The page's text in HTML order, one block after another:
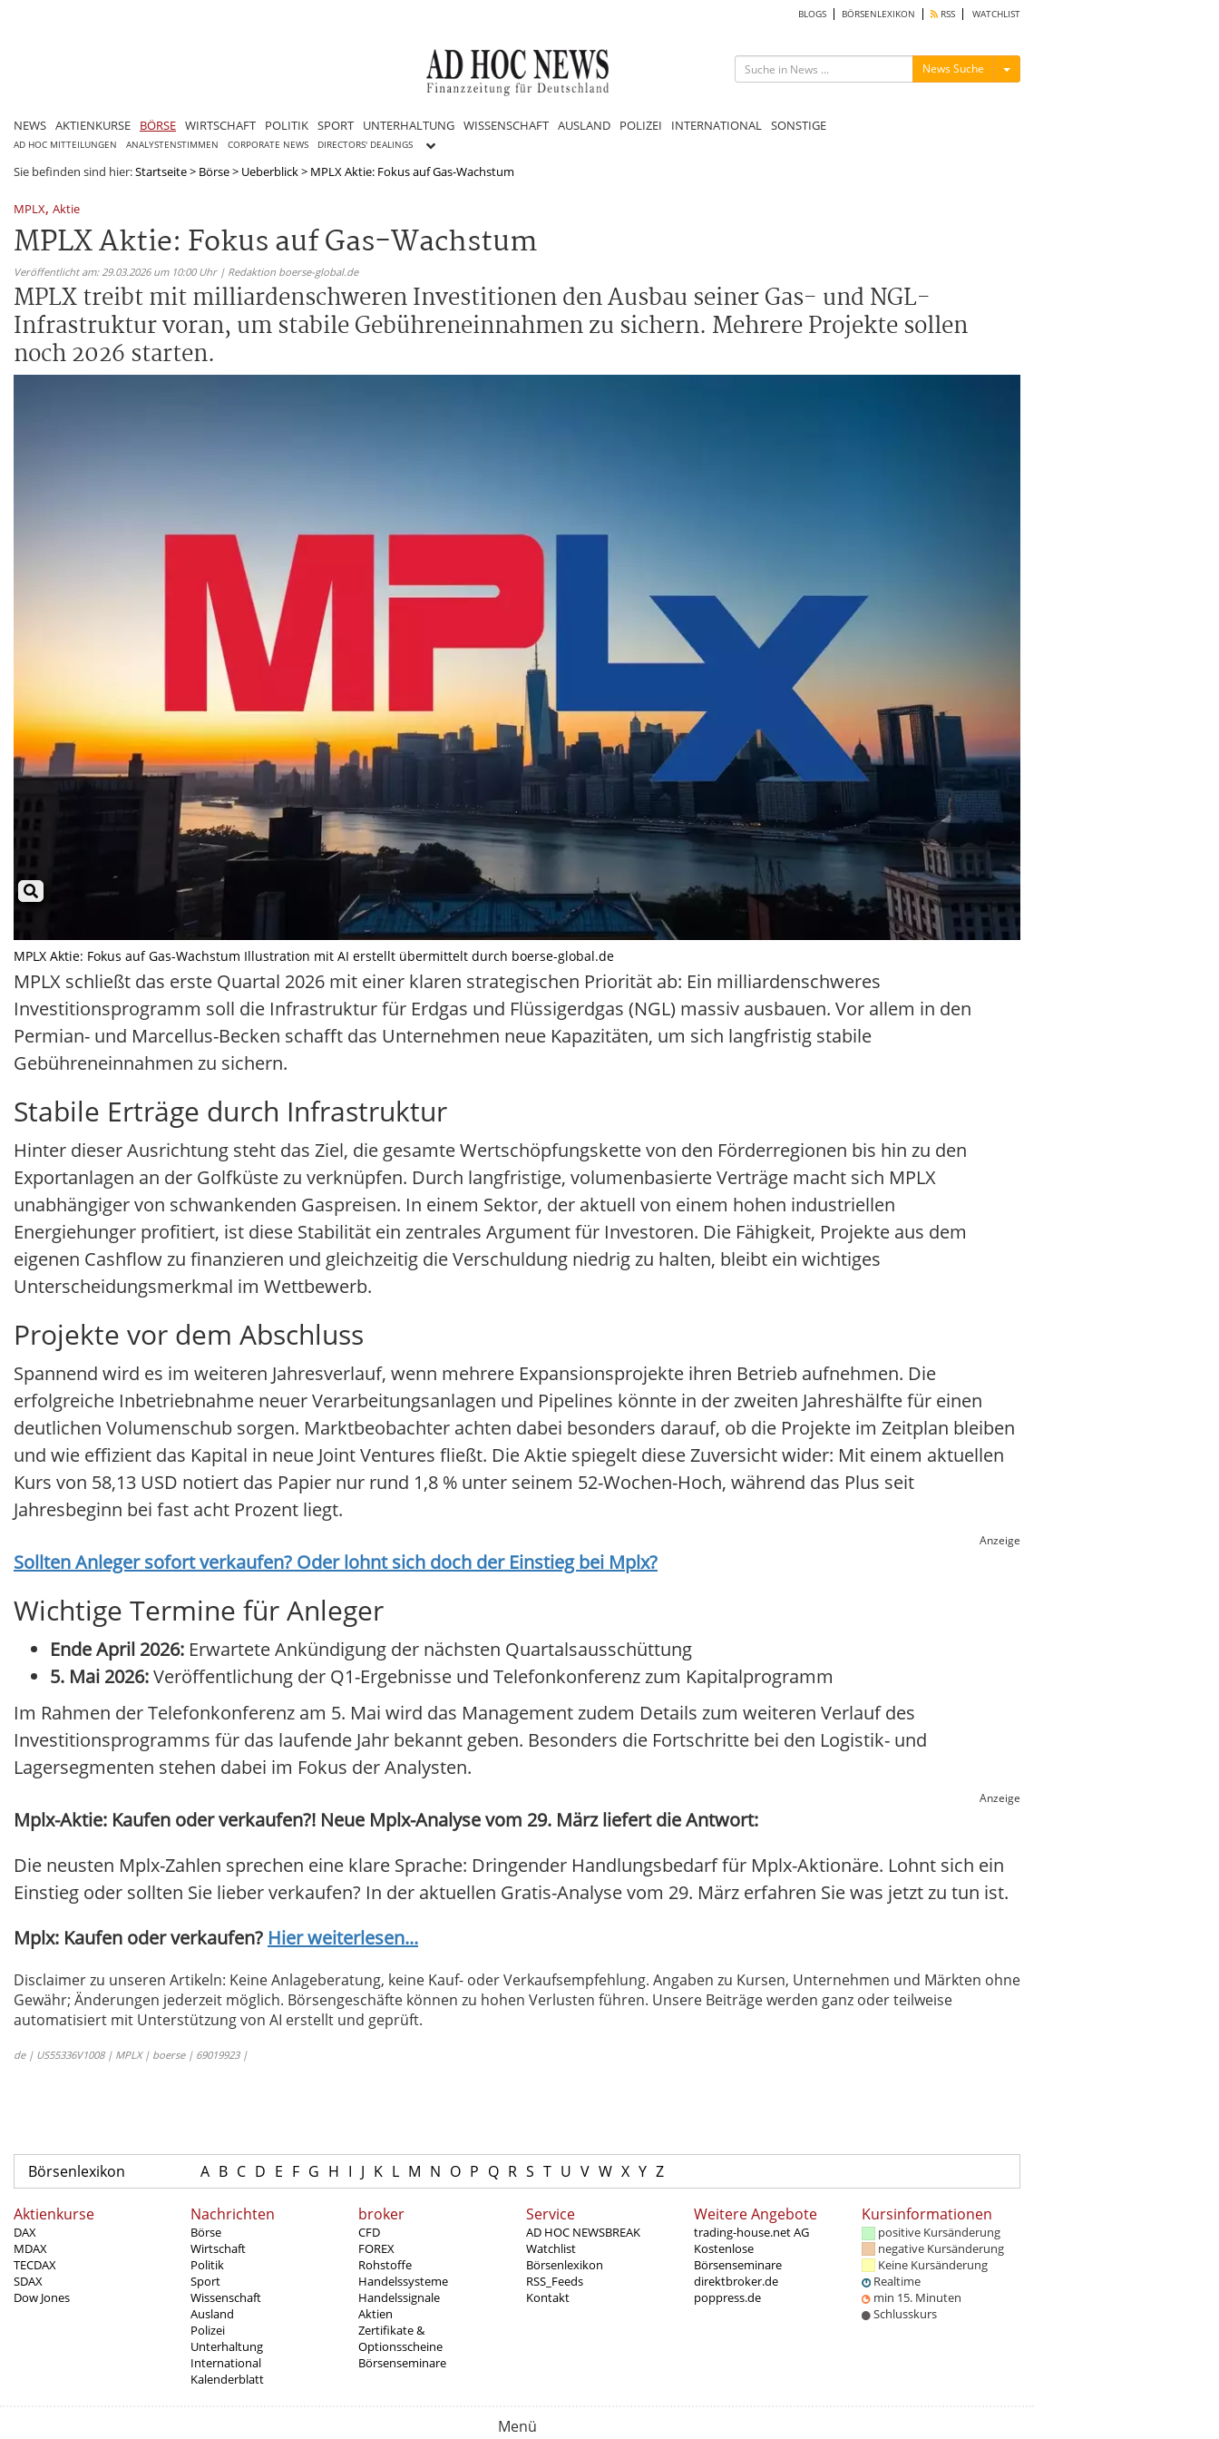
BLOGS BÖRSENLEXIKON RSS WATCHLIST
News Suche Menü ein-/ausblenden
NEWS AKTIENKURSE BÖRSE WIRTSCHAFT POLITIK SPORT UNTERHALTUNG WISSENSCHAFT AUSLAND POLIZEI INTERNATIONAL SONSTIGE
AD HOC MITTEILUNGEN ANALYSTENSTIMMEN CORPORATE NEWS DIRECTORS' DEALINGS
Sie befinden sind hier:Startseite> Börse> Ueberblick> MPLX Aktie: Fokus auf Gas-Wachstum
MPLX, Aktie
MPLX Aktie: Fokus auf Gas-Wachstum
Veröffentlicht am: 29.03.2026 um 10:00 Uhr | Redaktion boerse-global.de
MPLX treibt mit milliardenschweren Investitionen den Ausbau seiner Gas- und NGL-
Infrastruktur voran, um stabile Gebühreneinnahmen zu sichern. Mehrere Projekte sollen
noch 2026 starten.
MPLX Aktie: Fokus auf Gas-Wachstum Illustration mit AI erstellt übermittelt durch boerse-global.de
MPLX schließt das erste Quartal 2026 mit einer klaren strategischen Priorität ab: Ein milliardenschweres
Investitionsprogramm soll die Infrastruktur für Erdgas und Flüssigerdgas (NGL) massiv ausbauen. Vor allem in den
Permian- und Marcellus-Becken schafft das Unternehmen neue Kapazitäten, um sich langfristig stabile
Gebühreneinnahmen zu sichern.
Stabile Erträge durch Infrastruktur
Hinter dieser Ausrichtung steht das Ziel, die gesamte Wertschöpfungskette von den Förderregionen bis hin zu den
Exportanlagen an der Golfküste zu verknüpfen. Durch langfristige, volumenbasierte Verträge macht sich MPLX
unabhängiger von schwankenden Gaspreisen. In einem Sektor, der aktuell von einem hohen industriellen
Energiehunger profitiert, ist diese Stabilität ein zentrales Argument für Investoren. Die Fähigkeit, Projekte aus dem
eigenen Cashflow zu finanzieren und gleichzeitig die Verschuldung niedrig zu halten, bleibt ein wichtiges
Unterscheidungsmerkmal im Wettbewerb.
Projekte vor dem Abschluss
Spannend wird es im weiteren Jahresverlauf, wenn mehrere Expansionsprojekte ihren Betrieb aufnehmen. Die
erfolgreiche Inbetriebnahme neuer Verarbeitungsanlagen und Pipelines könnte in der zweiten Jahreshälfte für einen
deutlichen Volumenschub sorgen. Marktbeobachter achten dabei besonders darauf, ob die Projekte im Zeitplan bleiben
und wie effizient das Kapital in neue Joint Ventures fließt. Die Aktie spiegelt diese Zuversicht wider: Mit einem aktuellen
Kurs von 58,13 USD notiert das Papier nur rund 1,8 % unter seinem 52-Wochen-Hoch, während das Plus seit
Jahresbeginn bei fast acht Prozent liegt.
Anzeige
Sollten Anleger sofort verkaufen? Oder lohnt sich doch der Einstieg bei Mplx?
Wichtige Termine für Anleger
Ende April 2026: Erwartete Ankündigung der nächsten Quartalsausschüttung
5. Mai 2026:Veröffentlichung der Q1-Ergebnisse und Telefonkonferenz zum Kapitalprogramm
Im Rahmen der Telefonkonferenz am 5. Mai wird das Management zudem Details zum weiteren Verlauf des
Investitionsprogramms für das laufende Jahr bekannt geben. Besonders die Fortschritte bei den Logistik- und
Lagersegmenten stehen dabei im Fokus der Analysten.
Anzeige
Mplx-Aktie: Kaufen oder verkaufen?! Neue Mplx-Analyse vom 29. März liefert die Antwort:
Die neusten Mplx-Zahlen sprechen eine klare Sprache: Dringender Handlungsbedarf für Mplx-Aktionäre. Lohnt sich ein
Einstieg oder sollten Sie lieber verkaufen? In der aktuellen Gratis-Analyse vom 29. März erfahren Sie was jetzt zu tun ist.
Mplx: Kaufen oder verkaufen? Hier weiterlesen...
Disclaimer zu unseren Artikeln: Keine Anlageberatung, keine Kauf- oder Verkaufsempfehlung. Angaben zu Kursen, Unternehmen und Märkten ohne
Gewähr; Änderungen jederzeit möglich. Börsengeschäfte können zu hohen Verlusten führen. Unsere Beiträge werden ganz oder teilweise
automatisiert mit Unterstützung von AI erstellt und geprüft.
de | US55336V1008 | MPLX | boerse | 69019923 |
Börsenlexikon A B C D E F G H I J K L M N O P Q R S T U V W X Y Z
Aktienkurse
DAX
MDAX
TECDAX
SDAX
Dow Jones
Nachrichten
Börse
Wirtschaft
Politik
Sport
Wissenschaft
Ausland
Polizei
Unterhaltung
International
Kalenderblatt
broker
CFD
FOREX
Rohstoffe
Handelssysteme
Handelssignale
Aktien
Zertifikate &
Optionsscheine
Börsenseminare
Service
AD HOC NEWSBREAK
Watchlist
Börsenlexikon
RSS_Feeds
Kontakt
Weitere Angebote
trading-house.net AG
Kostenlose
Börsenseminare
direktbroker.de
poppress.de
Kursinformationen
positive Kursänderung
negative Kursänderung
Keine Kursänderung
Realtime
min 15. Minuten
Schlusskurs
Menü